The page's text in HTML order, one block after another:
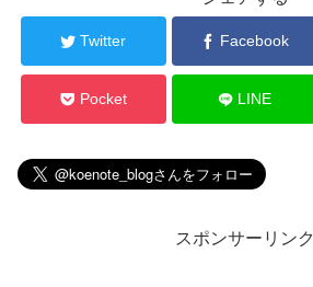
Twitter Facebook
Pocket LINE
スポンサーリンク